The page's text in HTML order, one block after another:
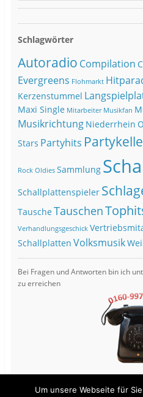
Schlagwörter
Autoradio Compilation
Evergreens Flohmarkt
Kerzenstummel
Maxi Single Mitarbeiter Musikfan
Musikrichtung Niederrhein
Stars Partyhits
Rock Oldies Sammlung
Schallplattenspieler
TauscheTauschen
Verhandlungsgeschick
Schallplatten Volksmusik
Bei Fragen und Antworten bin ich
zu erreichen
Um unsere Webseite für